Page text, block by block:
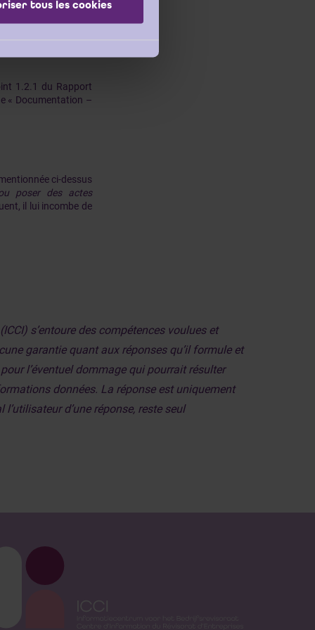
tous les cookies
fiat droit à cette
1.2.1 du Rapport
« Documentation –
ci-dessus
poser des actes
il lui incombe de
s’entoure des compétences voulues et
garantie quant aux réponses qu’il formule et
l’éventuel dommage qui pourrait résulter
données. La réponse est uniquement
d’une réponse, reste seul